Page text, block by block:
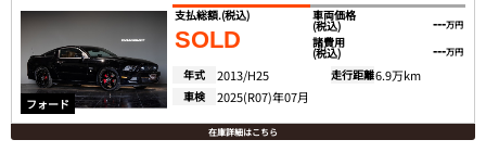
フォード
支払総額.(税込)
SOLD
車両価格
(税込) ---万円
諸費用
(税込) ---万円
年式 2013/H25 走行距離6.9万km
車検 2025(R07)年07月
在庫詳細はこちら